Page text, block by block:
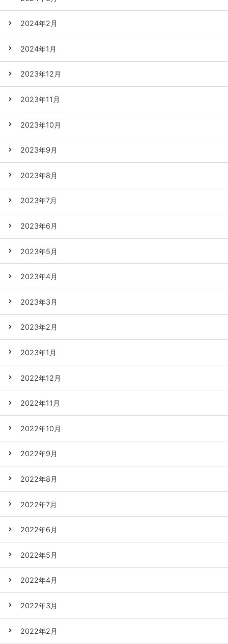
2024年2月
2024年1月
2023年12月
2023年11月
2023年10月
2023年9月
2023年8月
2023年7月
2023年6月
2023年5月
2023年4月
2023年3月
2023年2月
2023年1月
2022年12月
2022年11月
2022年10月
2022年9月
2022年8月
2022年7月
2022年6月
2022年5月
2022年4月
2022年3月
2022年2月